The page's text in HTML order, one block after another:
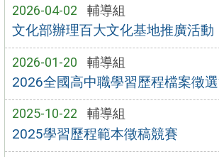
2026-04-02 輔導組
文化部辦理百大文化基地推廣活動
2026-01-20 輔導組
2026全國高中職學習歷程檔案徵
2025-10-22 輔導組
2025學習歷程範本徵稿競賽